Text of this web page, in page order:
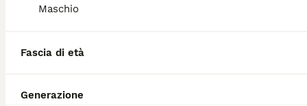
Maschio
Fascia di età
Generazione
Il Pastore Belga può vivere in